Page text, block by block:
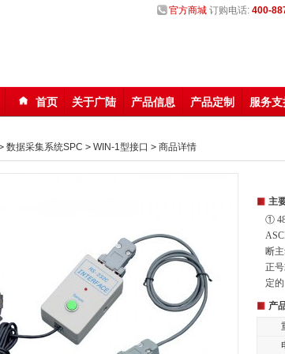
首页 关于广陆 产品信息 产品定制 服务支
官方商城 订购电话: 400-
数据采集系统SPC > WIN-1型接口 > 商品详情
主
①
断
正
定
产